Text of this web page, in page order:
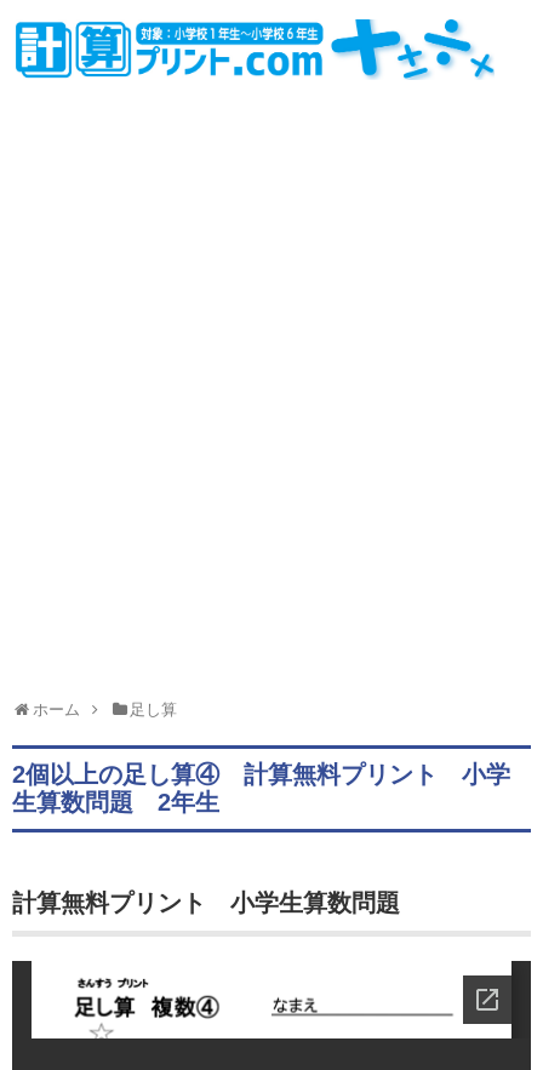
ホーム 足し算
2個以上の足し算④ 計算無料プリント 小学
生算数問題 2年生
計算無料プリント 小学生算数問題